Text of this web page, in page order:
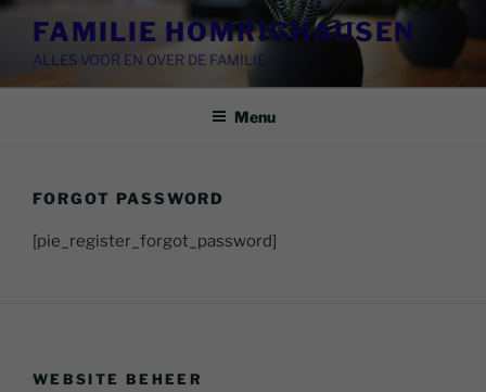
Ga
inhoud
FAMILIE HOMRIGHAUSEN
ALLES VOOR EN OVER DE FAMILIE
Menu
FORGOT PASSWORD
[pie_register_forgot_password]
WEBSITE BEHEER